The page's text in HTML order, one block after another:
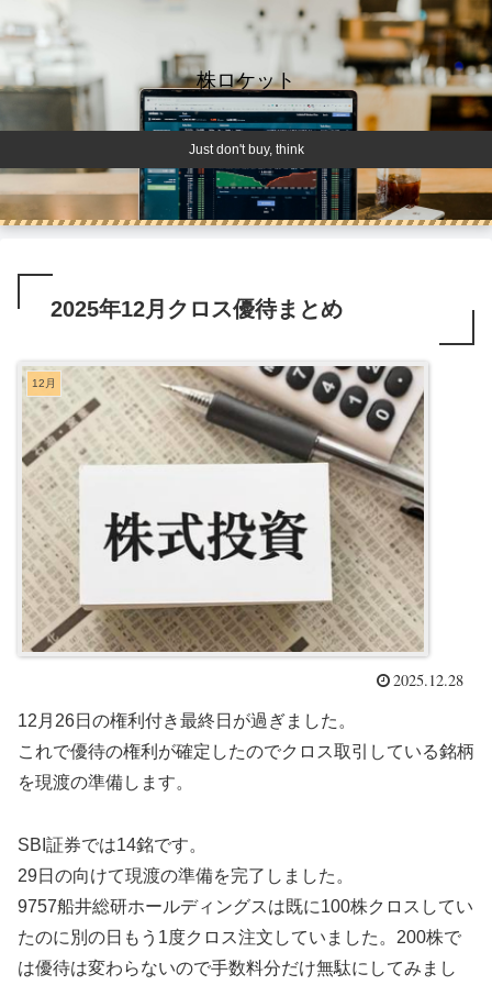
株ロケット
Just don't buy, think
2025年12月クロス優待まとめ
12月
2025.12.28
12月26日の権利付き最終日が過ぎました。
これで優待の権利が確定したのでクロス取引している銘柄
を現渡の準備します。
SBI証券では14銘です。
29日の向けて現渡の準備を完了しました。
9757船井総研ホールディングスは既に100株クロスしてい
たのに別の日もう1度クロス注文していました。200株で
は優待は変わらないので手数料分だけ無駄にしてみまし